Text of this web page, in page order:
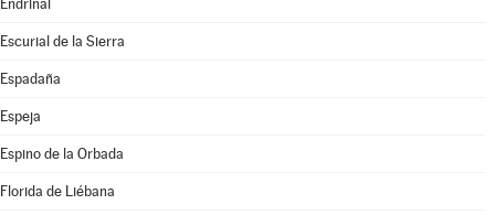
Endrinal
Escurial de la Sierra
Espadaña
Espeja
Espino de la Orbada
Florida de Liébana